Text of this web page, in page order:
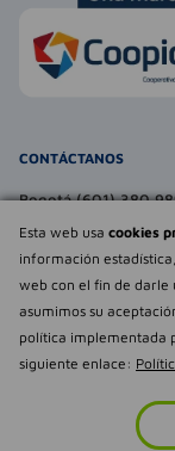
Esta web usa cookies
información
web con el fin de darle
asumimos su
política implementada
siguiente enlace:
Déjanos tu
opinión
CONTÁCTANOS
Bogotá (601) 380
TE PUEDE INTERESAR
NOSOTROS
Empowered by
Todos los derechos